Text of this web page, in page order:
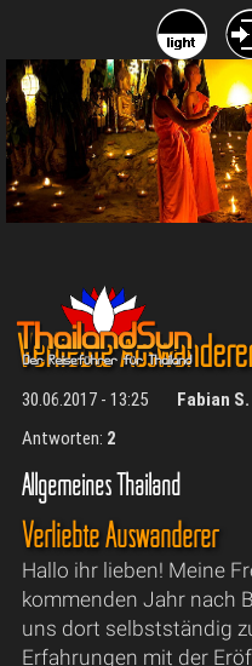
Verliebte
30.06.2017 - 13:25 Fabian S.
Antworten: 2
Allgemeines Thailand
Verliebte Auswanderer
Hallo ihr lieben! Meine
kommenden Jahr nach
uns dort selbstständig
Erfahrungen mit der